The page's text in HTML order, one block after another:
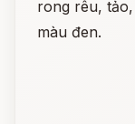
rong rêu,
màu đen.